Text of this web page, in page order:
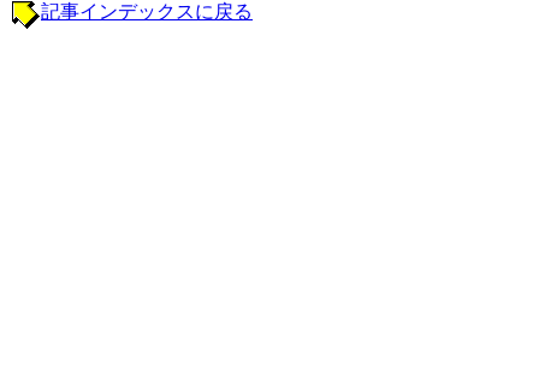
記事インデックスに戻る